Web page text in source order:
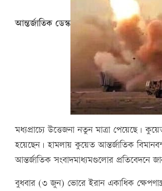
আন্তর্জাতিক ডেস্ক
মধ্যপ্রাচ্যে উত্তেজনা নতুন মাত্রা পেয়েছে।
হয়েছেন। হামলায় কুয়েত আন্তর্জাতিক
আন্তর্জাতিক সংবাদমাধ্যমগুলোর প্রতিবেদনে
বুধবার (৩ জুন) ভোরে ইরান একাধিক